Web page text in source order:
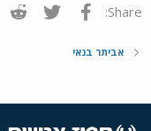
Share: פייסבוק Twitter
אביתר בנאי